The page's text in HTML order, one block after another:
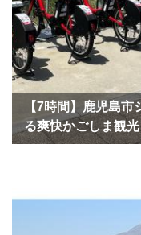
【7時間】鹿児島
る爽快かごしま観光